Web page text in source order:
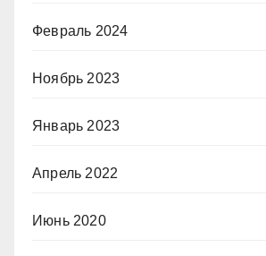
Февраль 2024
Ноябрь 2023
Январь 2023
Апрель 2022
Июнь 2020